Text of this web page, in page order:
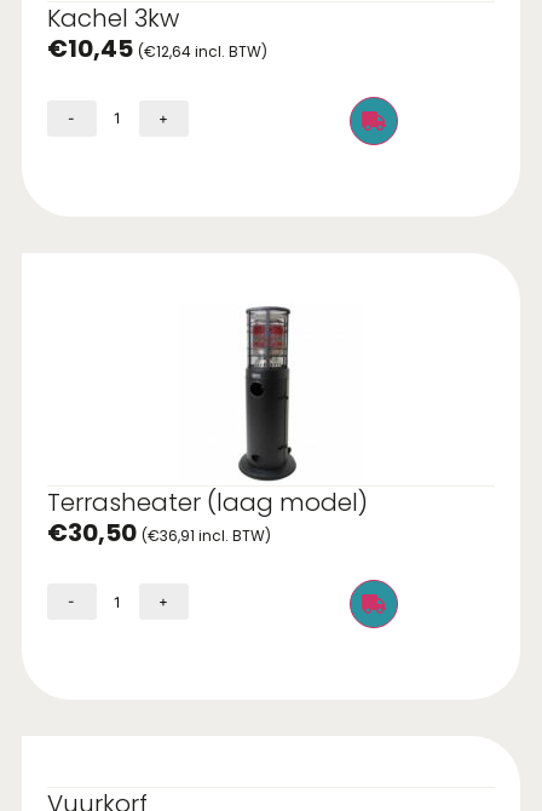
Kachel 3kw
€10,45 (€12,64incl. BTW)
- +
Terrasheater (laag model)
€30,50 (€36,91 incl. BTW)
- +
Vuurkorf